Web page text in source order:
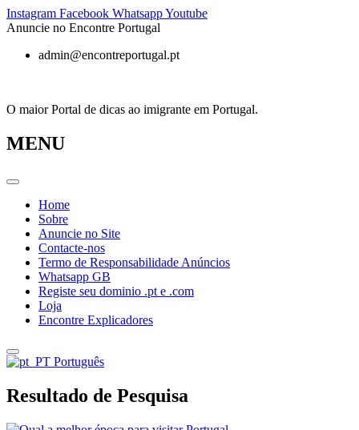
Pular
para
conteúdo
Instagram Facebook WhatsappYoutube
Anuncie no Encontre Portugal
admin@encontreportugal.pt
O maior Portal de dicas ao imigrante em Portugal.
MENU
Home
Sobre
Anuncie no Site
Contacte-nos
Termo de Responsabilidade Anúncios
Whatsapp GB
Registe seu dominio .pt e .com
Loja
Encontre Explicadores
Português
Resultado de Pesquisa